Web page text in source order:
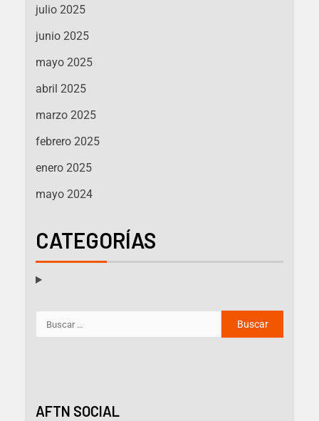
julio 2025
junio 2025
mayo 2025
abril 2025
marzo 2025
febrero 2025
enero 2025
mayo 2024
CATEGORÍAS
AFTN SOCIAL